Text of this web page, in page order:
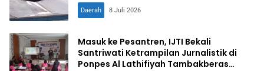
Daerah 8 Juli 2026
Masuk ke Pesantren, IJTI Bekali
Santriwati Ketrampilan Jurnalistik di
Ponpes Al Lathifiyah Tambakberas